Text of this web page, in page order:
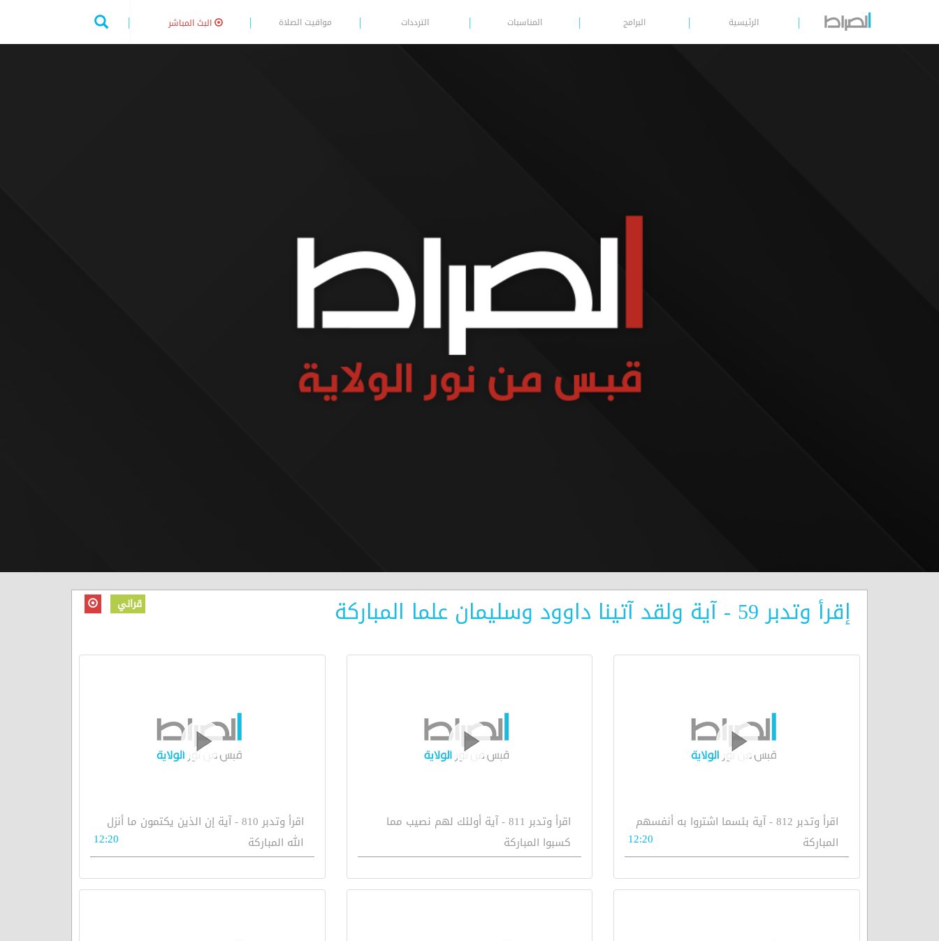
الرئيسية البرامج المناسبات الترددات مواقيت الصلاة البث المباشر
إقرأ وتدبر 59 - آية ولقد آتينا داوود وسليمان علما المباركة قراني
اقرأ وتدبر 812 - آية بئسما اشتروا به أنفسهم
المباركة
12:20
اقرأ وتدبر 811 - آية أولئك لهم نصيب مما
كسبوا المباركة
اقرأ وتدبر 810 - آية إن الذين يكتمون ما أنزل
الله المباركة
12:20